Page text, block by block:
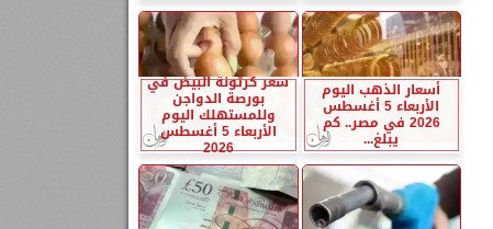
أسعار الذهب اليوم
الأربعاء 5 أغسطس
2026 في مصر.. كم
يبلغ...
سعر كرتونة البيض في
بورصة الدواجن
وللمستهلك اليوم
الأربعاء 5 أغسطس
2026